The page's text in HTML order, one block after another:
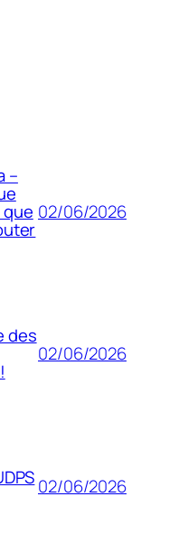
–
02/06/2026
des
02/06/2026
02/06/2026